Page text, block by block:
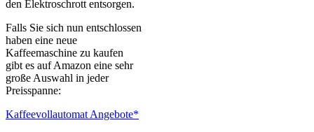
den Elektroschrott entsorgen.
Falls Sie sich nun entschlossen
haben eine neue
Kaffeemaschine zu kaufen
gibt es auf Amazon eine sehr
große Auswahl in jeder
Preisspanne:
Kaffeevollautomat Angebote*